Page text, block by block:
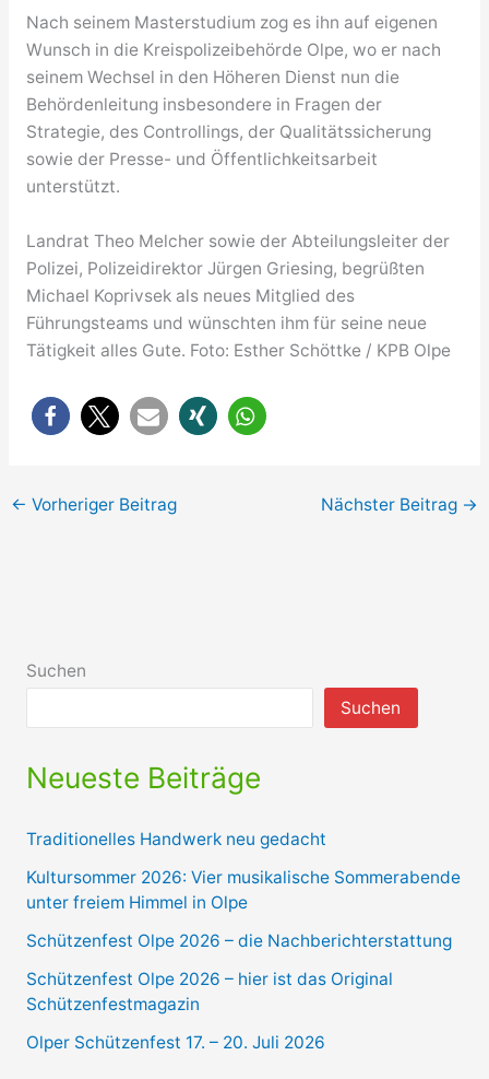
Nach seinem Masterstudium zog es ihn auf eigenen
Wunsch in die Kreispolizeibehörde Olpe, wo er nach
seinem Wechsel in den Höheren Dienst nun die
Behördenleitung insbesondere in Fragen der
Strategie, des Controllings, der Qualitätssicherung
sowie der Presse- und Öffentlichkeitsarbeit
unterstützt.
Landrat Theo Melcher sowie der Abteilungsleiter der
Polizei, Polizeidirektor Jürgen Griesing, begrüßten
Michael Koprivsek als neues Mitglied des
Führungsteams und wünschten ihm für seine neue
Tätigkeit alles Gute. Foto: Esther Schöttke / KPB Olpe
← Vorheriger Beitrag Nächster Beitrag →
Suchen
Suchen
Neueste Beiträge
Traditionelles Handwerk neu gedacht
Kultursommer 2026: Vier musikalische Sommerabende
unter freiem Himmel in Olpe
Schützenfest Olpe 2026 – die Nachberichterstattung
Schützenfest Olpe 2026 – hier ist das Original
Schützenfestmagazin
Olper Schützenfest 17. – 20. Juli 2026